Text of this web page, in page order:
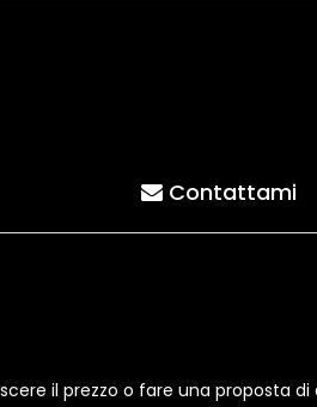
Contattami
il prezzo o fare una proposta